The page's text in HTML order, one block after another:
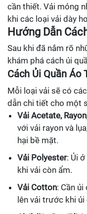
cần thiết. Vải mỏng
khi các loại vải dày
Hướng Dẫn
Sau khi đã nắm rõ
khám phá cách ủi
Cách Ủi Quần Áo
Mỗi loại vải sẽ có
dẫn chi tiết cho một
Vải Acetate,
với vải rayon và
hại bề mặt.
Vải Polyester: Ủi
khi vải còn ẩm.
Vải Cotton: Cần
lên vải trước khi